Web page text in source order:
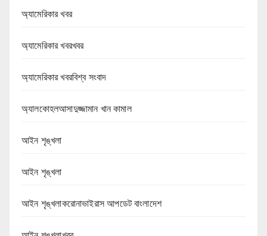
অ্যামেরিকার খবর
অ্যামেরিকার খবরখবর
অ্যামেরিকার খবরবিশ্ব সংবাদ
অ্যালকোহলআসাদুজ্জামান খান কামাল
আইন শৃঙ্খলা
আইন শৃঙ্খলা
আইন শৃঙ্খলাকরোনাভাইরাস আপডেট বাংলাদেশ